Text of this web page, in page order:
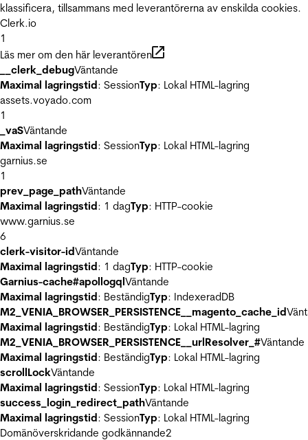
klassificera, tillsammans med leverantörerna av enskilda cookies.
Clerk.io
1
Läs mer om den här leverantören
__clerk_debugVäntande
Maximal lagringstid: SessionTyp: Lokal HTML-lagring
assets.voyado.com
1
_vaSVäntande
Maximal lagringstid: SessionTyp: Lokal HTML-lagring
garnius.se
1
prev_page_pathVäntande
Maximal lagringstid: 1 dagTyp: HTTP-cookie
www.garnius.se
6
clerk-visitor-idVäntande
Maximal lagringstid: 1 dagTyp: HTTP-cookie
Garnius-cache#apollogqlVäntande
Maximal lagringstid: BeständigTyp: IndexeradDB
M2_VENIA_BROWSER_PERSISTENCE__magento_cache_id
Maximal lagringstid: BeständigTyp: Lokal HTML-lagring
M2_VENIA_BROWSER_PERSISTENCE__urlResolver_#Väntande
Maximal lagringstid: BeständigTyp: Lokal HTML-lagring
scrollLockVäntande
Maximal lagringstid: SessionTyp: Lokal HTML-lagring
success_login_redirect_pathVäntande
Maximal lagringstid: SessionTyp: Lokal HTML-lagring
Domänöverskridande godkännande2